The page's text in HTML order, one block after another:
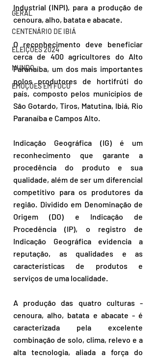
GERAL
CENTENÁRIO DE IBIÁ
ELEIÇÕES 2024
MUNDO
EMOÇÕES EM FOCO
Industrial (INPI), para a produção de
cenoura, alho, batata e abacate.
O reconhecimento deve beneficiar
cerca de 400 agricultores do Alto
Paranaíba, um dos mais importantes
polos produtores de hortifrúti do
país, composto pelos municípios de
São Gotardo, Tiros, Matutina, Ibiá, Rio
Paranaíba e Campos Alto.
Indicação Geográfica (IG) é um
reconhecimento que garante a
procedência do produto e sua
qualidade, além de ser um diferencial
competitivo para os produtores da
região. Dividido em Denominação de
Origem (DO) e Indicação de
Procedência (IP), o registro de
Indicação Geográfica evidencia a
reputação, as qualidades e as
características de produtos e
serviços de uma localidade.
A produção das quatro culturas -
cenoura, alho, batata e abacate - é
caracterizada pela excelente
combinação de solo, clima, relevo e a
alta tecnologia, aliada a força do